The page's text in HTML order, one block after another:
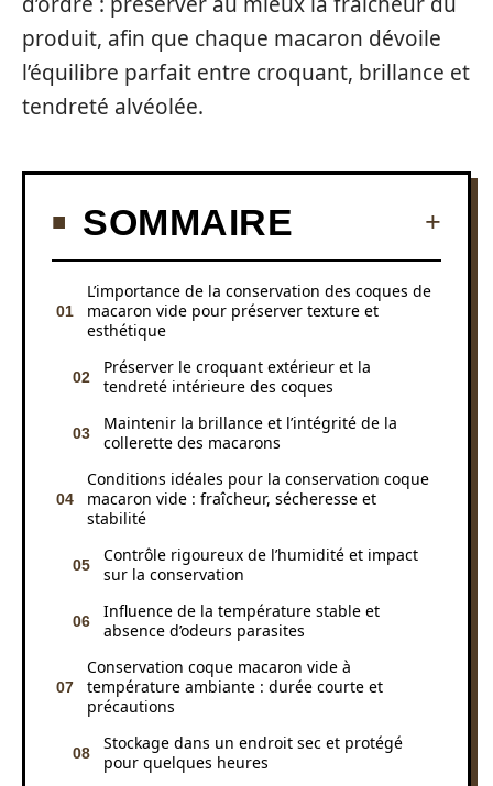
produit, afin que chaque macaron dévoile
l’équilibre parfait entre croquant, brillance et
tendreté alvéolée.
SOMMAIRE
L’importance de la conservation des coques de
macaron vide pour préserver texture et
esthétique
Préserver le croquant extérieur et la
tendreté intérieure des coques
Maintenir la brillance et l’intégrité de la
collerette des macarons
Conditions idéales pour la conservation coque
macaron vide : fraîcheur, sécheresse et
stabilité
Contrôle rigoureux de l’humidité et impact
sur la conservation
Influence de la température stable et
absence d’odeurs parasites
Conservation coque macaron vide à
température ambiante : durée courte et
précautions
Stockage dans un endroit sec et protégé
pour quelques heures